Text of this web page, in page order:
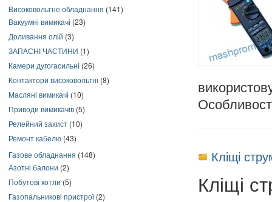
Високовольтне обладнання (141)
Вакуумні вимикачі (23)
Доливання олій (3)
ЗАПАСНІ ЧАСТИНИ (1)
Камери дугогасильні (26)
Контактори високовольтні (8)
Масляні вимикачі (10)
Приводи вимикачів (5)
Релейний захист (10)
Ремонт кабелю (43)
Газове обладнання (148)
Азотні балони (2)
Побутові котли (5)
Газопальникові пристрої(2)
Кліщі
Кліщі